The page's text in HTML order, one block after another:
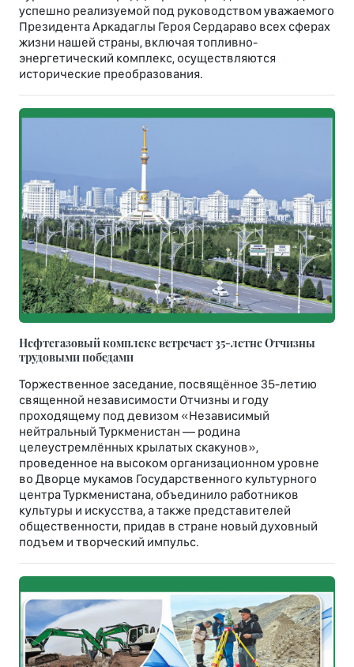
успешно реализуемой под руководством уважаемого
Президента Аркадаглы Героя Сердараво всех сферах
жизни нашей страны, включая топливно-
энергетический комплекс, осуществляются
исторические преобразования.
Нефтегазовый комплекс встречает 35-летне Отчизны
трудовыми победами
Торжественное заседание, посвящённое 35-летию
священной независимости Отчизны и году
проходящему под девизом «Независимый
нейтральный Туркменистан — родина
целеустремлённых крылатых скакунов»,
проведенное на высоком организационном уровне
во Дворце мукамов Государственного культурного
центра Туркменистана, объединило работников
культуры и искусства, а также представителей
общественности, придав в стране новый духовный
подъем и творческий импульс.